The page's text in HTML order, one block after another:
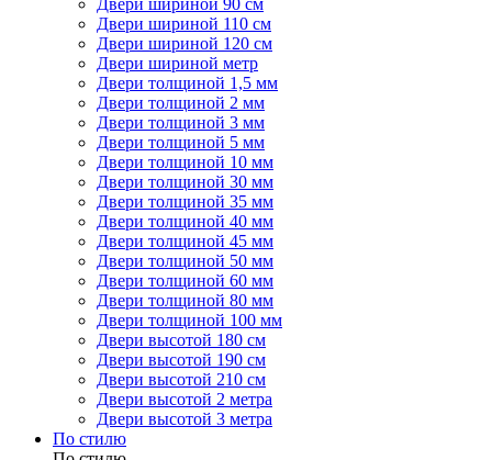
Двери шириной 90 см
Двери шириной 110 см
Двери шириной 120 см
Двери шириной метр
Двери толщиной 1,5 мм
Двери толщиной 2 мм
Двери толщиной 3 мм
Двери толщиной 5 мм
Двери толщиной 10 мм
Двери толщиной 30 мм
Двери толщиной 35 мм
Двери толщиной 40 мм
Двери толщиной 45 мм
Двери толщиной 50 мм
Двери толщиной 60 мм
Двери толщиной 80 мм
Двери толщиной 100 мм
Двери высотой 180 см
Двери высотой 190 см
Двери высотой 210 см
Двери высотой 2 метра
Двери высотой 3 метра
По стилю